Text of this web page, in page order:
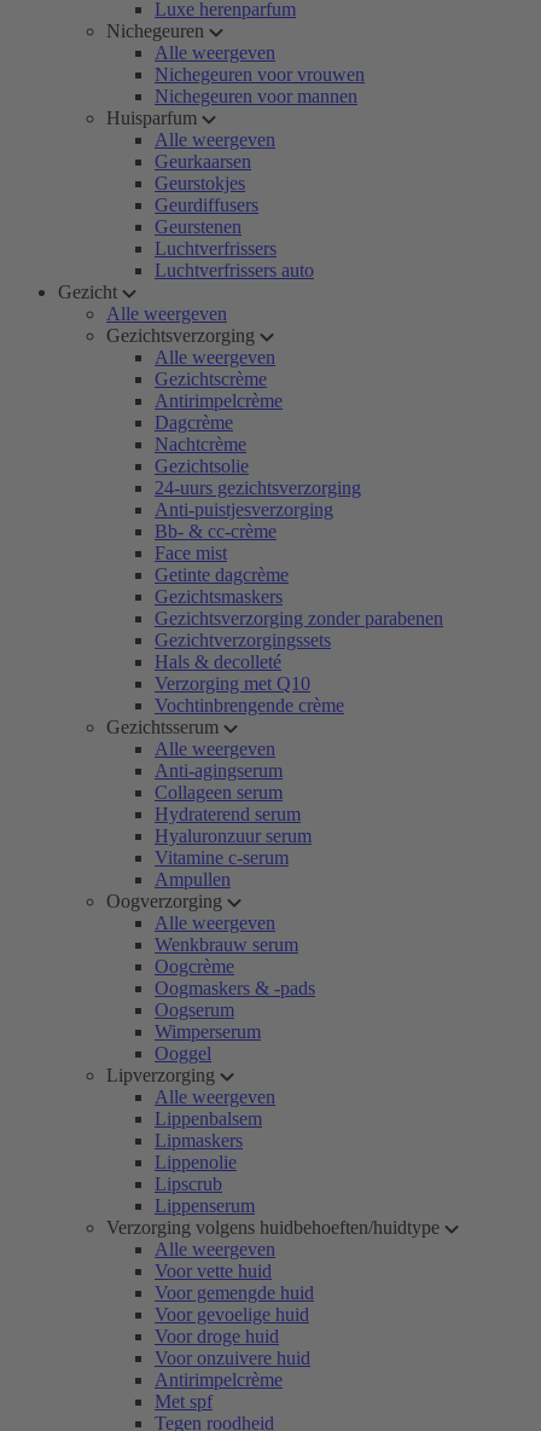
Luxe herenparfum
Nichegeuren
Alle weergeven
Nichegeuren voor vrouwen
Nichegeuren voor mannen
Huisparfum
Alle weergeven
Geurkaarsen
Geurstokjes
Geurdiffusers
Geurstenen
Luchtverfrissers
Luchtverfrissers auto
Gezicht
Alle weergeven
Gezichtsverzorging
Alle weergeven
Gezichtscrème
Antirimpelcrème
Dagcrème
Nachtcrème
Gezichtsolie
24-uurs gezichtsverzorging
Anti-puistjesverzorging
Bb- & cc-crème
Face mist
Getinte dagcrème
Gezichtsmaskers
Gezichtsverzorging zonder parabenen
Gezichtverzorgingssets
Hals & decolleté
Verzorging met Q10
Vochtinbrengende crème
Gezichtsserum
Alle weergeven
Anti-agingserum
Collageen serum
Hydraterend serum
Hyaluronzuur serum
Vitamine c-serum
Ampullen
Oogverzorging
Alle weergeven
Wenkbrauw serum
Oogcrème
Oogmaskers & -pads
Oogserum
Wimperserum
Ooggel
Lipverzorging
Alle weergeven
Lippenbalsem
Lipmaskers
Lippenolie
Lipscrub
Lippenserum
Verzorging volgens huidbehoeften/huidtype
Alle weergeven
Voor vette huid
Voor gemengde huid
Voor gevoelige huid
Voor droge huid
Voor onzuivere huid
Antirimpelcrème
Met spf
Tegen roodheid